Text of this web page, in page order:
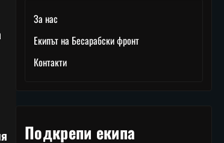
За нас
Екипът на Бесарабски фронт
Контакти
Подкрепи екипа